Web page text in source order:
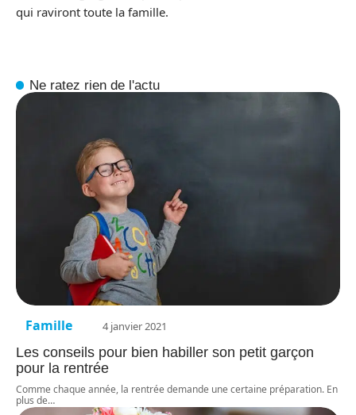
qui raviront toute la famille.
Ne ratez rien de l'actu
Famille 4 janvier 2021
Les conseils pour bien habiller son petit garçon
pour la rentrée
Comme chaque année, la rentrée demande une certaine préparation. En
plus de…